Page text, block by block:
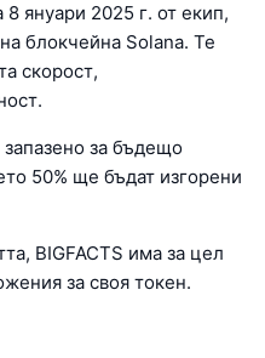
януари 2025 г. от екип,
блокчейна Solana. Те
скорост,
за бъдещо
50% ще бъдат изгорени
BIGFACTS има за цел
за своя токен.